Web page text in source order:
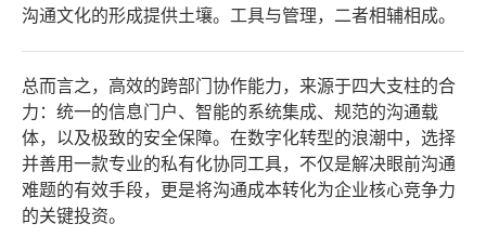
沟通文化的形成提供土壤。工具与管理，二者相辅相成。
总而言之，高效的跨部门协作能力，来源于四大支柱的合
力：统一的信息门户、智能的系统集成、规范的沟通载
体，以及极致的安全保障。在数字化转型的浪潮中，选择
并善用一款专业的私有化协同工具，不仅是解决眼前沟通
难题的有效手段，更是将沟通成本转化为企业核心竞争力
的关键投资。